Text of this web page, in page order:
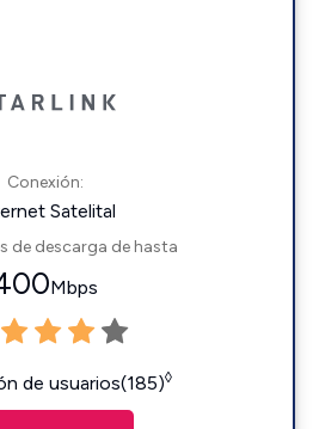
Conexión:
Satelital
de descarga de hasta
Mbps
de usuarios(185)◊